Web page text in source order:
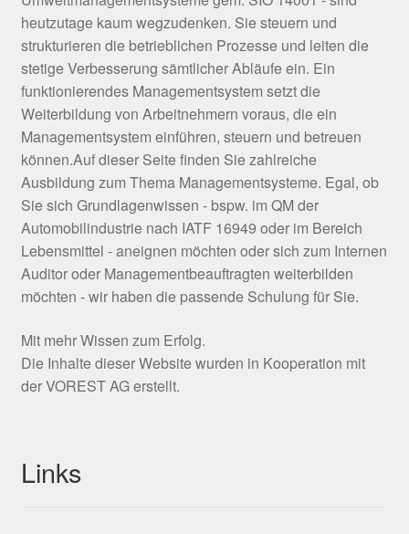
heutzutage kaum wegzudenken. Sie steuern und
strukturieren die betrieblichen Prozesse und leiten die
stetige Verbesserung sämtlicher Abläufe ein. Ein
funktionierendes Managementsystem setzt die
Weiterbildung von Arbeitnehmern voraus, die ein
Managementsystem einführen, steuern und betreuen
können.Auf dieser Seite finden Sie zahlreiche
Ausbildung zum Thema Managementsysteme. Egal, ob
Sie sich Grundlagenwissen - bspw. im QM der
Automobilindustrie nach IATF 16949 oder im Bereich
Lebensmittel - aneignen möchten oder sich zum Internen
Auditor oder Managementbeauftragten weiterbilden
möchten - wir haben die passende Schulung für Sie.
Mit mehr Wissen zum Erfolg.
Die Inhalte dieser Website wurden in Kooperation mit
der VOREST AG erstellt.
Links